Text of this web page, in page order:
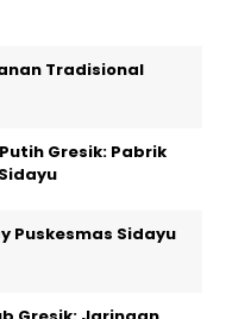
Tradisional
Gresik: Pabrik
Puskesmas Sidayu